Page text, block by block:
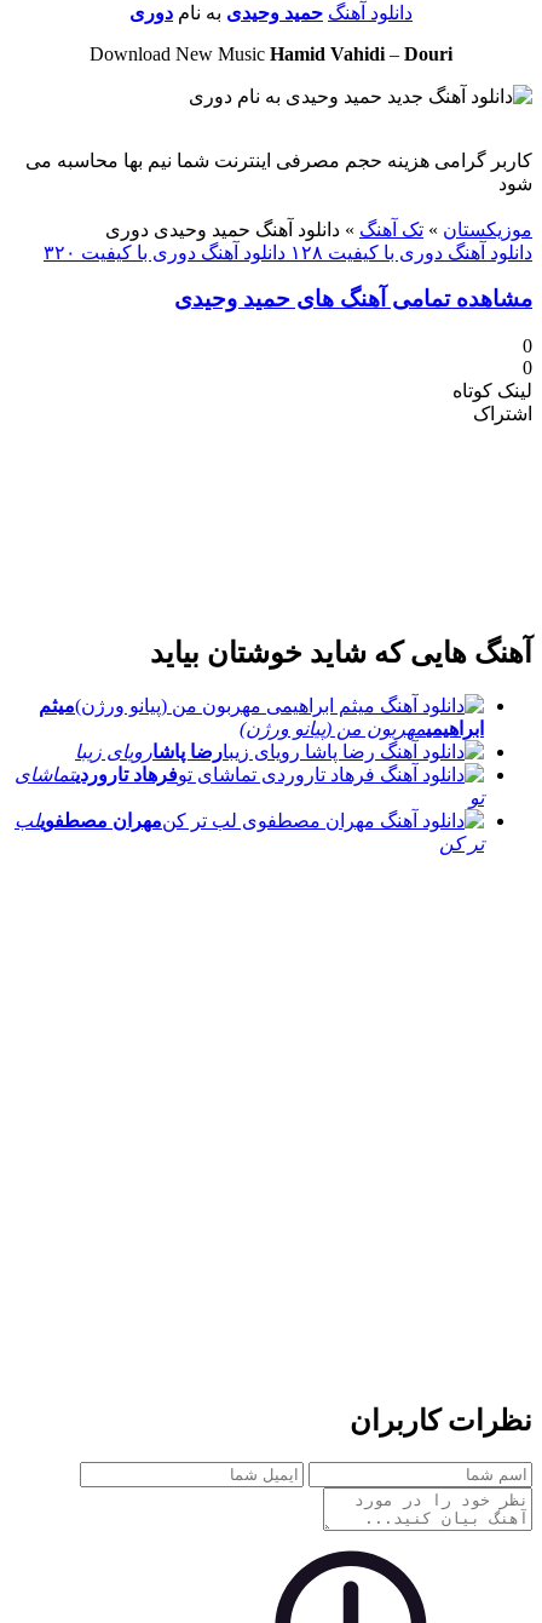
دانلود آهنگ حمید وحیدی به نام دوری
Download New Music Hamid Vahidi – Douri
کاربر گرامی هزینه حجم مصرفی اینترنت شما نیم بها محاسبه می
شود
موزیکستان » تک آهنگ » دانلود آهنگ حمید وحیدی دوری
دانلود آهنگ دوری با کیفیت ۱۲۸
دانلود آهنگ دوری با کیفیت ۳۲۰
مشاهده تمامی آهنگ های حمید وحیدی
0
0
لینک کوتاه
اشتراک
آهنگ هایی که شاید خوشتان بیاید
میثم
ابراهیمیمهربون من (پیانو ورژن)
رضا پاشارویای زیبا
فرهاد تاروردیتماشای
تو
مهران مصطفویلب
تر کن
نظرات کاربران